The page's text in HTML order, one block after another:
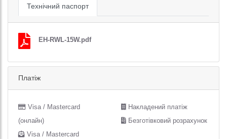
Технічний паспорт
EH-RWL-15W.pdf
Платіж
Visa / Mastercard
(онлайн)
Visa / Mastercard
Накладений платіж
Безготівковий розрахунок